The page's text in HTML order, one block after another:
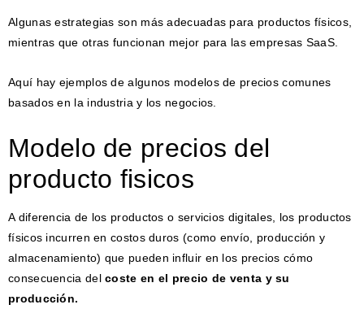
Algunas estrategias son más adecuadas para productos físicos,
mientras que otras funcionan mejor para las empresas SaaS.
Aquí hay ejemplos de algunos modelos de precios comunes
basados ​​en la industria y los negocios.
Modelo de precios del
producto fisicos
A diferencia de los productos o servicios digitales, los productos
físicos incurren en costos duros (como envío, producción y
almacenamiento) que pueden influir en los precios cómo
consecuencia delcoste en el precio de venta y su
producción.